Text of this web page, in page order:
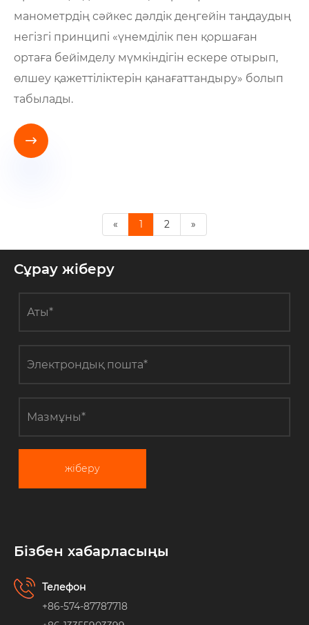
манометрдің сәйкес дәлдік деңгейін таңдаудың
негізгі принципі «үнемділік пен қоршаған
ортаға бейімделу мүмкіндігін ескере отырып,
өлшеу қажеттіліктерін қанағаттандыру» болып
табылады.

« 1 2 »
Сұрау жіберу
жіберу
Бізбен хабарласыңы
Телефон
+86-574-87787718